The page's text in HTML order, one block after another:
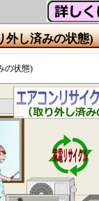
外し済みの状態)
の状態)